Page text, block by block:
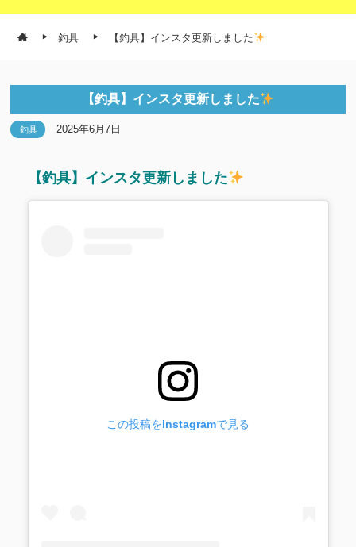
釣具 【釣具】インスタ更新しました
【釣具】インスタ更新しました
釣具 2025年6月7日
【釣具】インスタ更新しました
この投稿をInstagramで見る